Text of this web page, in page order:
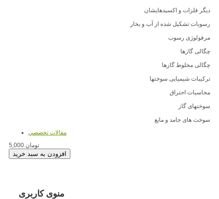
دیگر فلزات و اکسیدهایشان
رسوبات تشکیل شده از آب و بخار
مرفولوژی رسوب
چگالی گازها
چگالی مخلوط گازها
ترکیبات شیمیایی سوختها
محاسبات احتراق
سوختهای گاز
سوخت های جامد و مایع
مقالات تخصصي
5,000 تومان
منوی کاربری